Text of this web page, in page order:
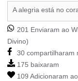
A alegria está no
201 Enviaram ao
Divino)
30 compartilharam
175 baixaram
109 Adicionaram